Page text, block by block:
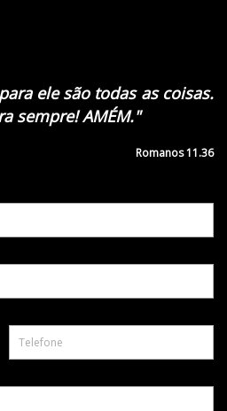
ele são todas as coisas.
sempre! AMÉM."
Romanos 11.36